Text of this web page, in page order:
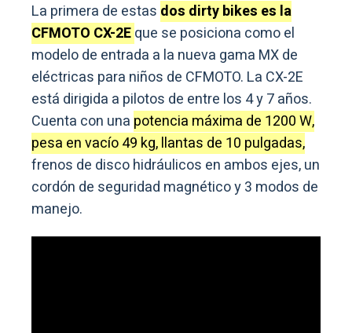
La primera de estas dos dirty bikes es la
CFMOTO CX-2Eque se posiciona como el
modelo de entrada a la nueva gama MX de
eléctricas para niños de CFMOTO. La CX-2E
está dirigida a pilotos de entre los 4 y 7 años.
Cuenta con una potencia máxima de 1200 W,
pesa en vacío 49 kg, llantas de 10 pulgadas,
frenos de disco hidráulicos en ambos ejes, un
cordón de seguridad magnético y 3 modos de
manejo.